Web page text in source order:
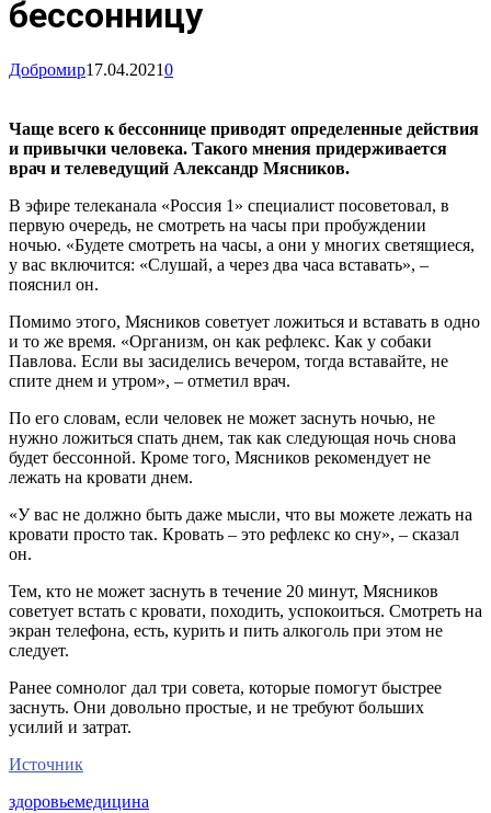
бессонницу
Добромир17.04.20210
Чаще всего к бессоннице приводят определенные действия
и привычки человека. Такого мнения придерживается
врач и телеведущий Александр Мясников.
В эфире телеканала «Россия 1» специалист посоветовал, в
первую очередь, не смотреть на часы при пробуждении
ночью. «Будете смотреть на часы, а они у многих светящиеся,
у вас включится: «Слушай, а через два часа вставать», –
пояснил он.
Помимо этого, Мясников советует ложиться и вставать в одно
и то же время. «Организм, он как рефлекс. Как у собаки
Павлова. Если вы засиделись вечером, тогда вставайте, не
спите днем и утром», – отметил врач.
По его словам, если человек не может заснуть ночью, не
нужно ложиться спать днем, так как следующая ночь снова
будет бессонной. Кроме того, Мясников рекомендует не
лежать на кровати днем.
«У вас не должно быть даже мысли, что вы можете лежать на
кровати просто так. Кровать – это рефлекс ко сну», – сказал
он.
Тем, кто не может заснуть в течение 20 минут, Мясников
советует встать с кровати, походить, успокоиться. Смотреть на
экран телефона, есть, курить и пить алкоголь при этом не
следует.
Ранее сомнолог дал три совета, которые помогут быстрее
заснуть. Они довольно простые, и не требуют больших
усилий и затрат.
Источник
здоровьемедицина